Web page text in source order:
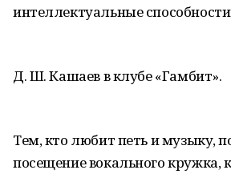
интеллектуальные способности
Д. Ш. Кашаев в клубе «Гамбит».
Тем, кто любит петь и музыку,
посещение вокального кружка,